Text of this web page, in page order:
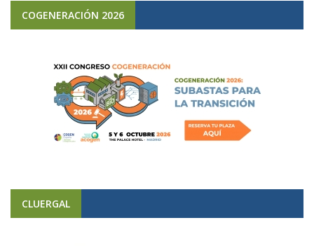
COGENERACIÓN 2026
CLUERGAL